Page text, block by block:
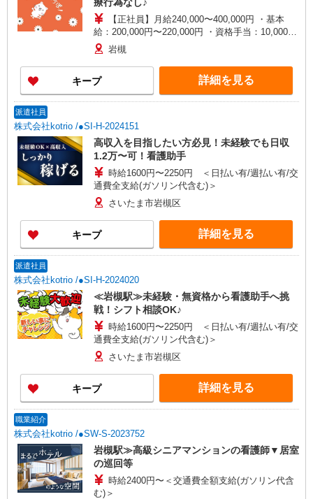
【正社員】月給240,000〜400,000円 ・基本
給：200,000円〜220,000円 ・資格手当：10,000〜
30,000円 ・役職手当：10,000〜70,000円 ・処遇改
善手当：20,000〜60,000円（勤続年数、保有資格
により変動） ・固定残業手当：20,000円（10時
間） ※固定残業時間を超過する場合には超過勤務
手当として別途支給 ・夜勤手当：10,000円/1回
歓迎 ・認知症介護基礎研修 ・初任者研修 ・実務
者研修 ・介護福祉士 など
岩槻
キープ 詳細を見る
派遣社員
株式会社kotrio /●SI-H-2024151
高収入を目指したい方必見！未経験でも日収
1.2万〜可！看護助手
時給1600円〜2250円 ＜日払い有/週払い有/交
通費全支給(ガソリン代含む)＞
さいたま市岩槻区
キープ 詳細を見る
派遣社員
株式会社kotrio /●SI-H-2024020
≪岩槻駅≫未経験・無資格から看護助手へ挑
戦！シフト相談OK♪
時給1600円〜2250円 ＜日払い有/週払い有/交
通費全支給(ガソリン代含む)＞
さいたま市岩槻区
キープ 詳細を見る
職業紹介
株式会社kotrio /●SW-S-2023752
岩槻駅≫高級シニアマンションの看護師▼居室
の巡回等
時給2400円〜＜交通費全額支給(ガソリン代含
む)＞